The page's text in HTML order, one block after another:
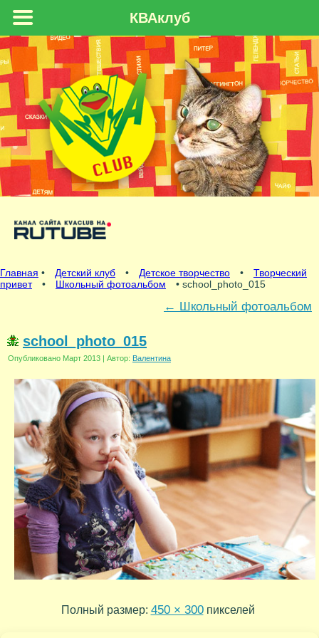
Главная • Детский клуб • Детское творчество •
Творческий
привет
• Школьный фотоальбом • school_photo_015
← Школьный фотоальбом
school_photo_015
Опубликовано Март 2013 | Автор: Валентина
Полный размер: 450 × 300пикселей
КВАклуб